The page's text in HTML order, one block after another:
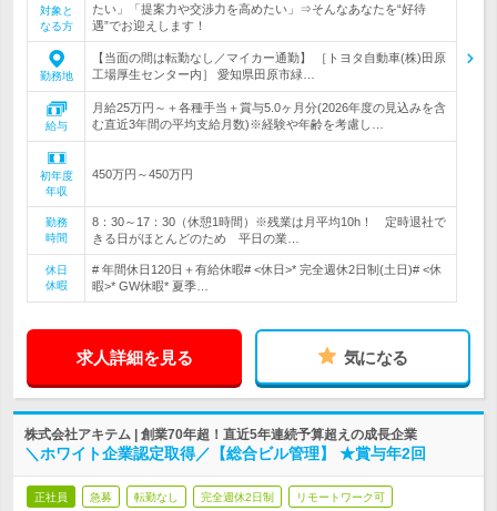
対象と
なる方
たい」「提案力や交渉力を高めたい」⇒そんなあなたを“好待
遇”でお迎えします！
勤務地
【当面の間は転勤なし／マイカー通勤】 ［トヨタ自動車(株)田原
工場厚生センター内］ 愛知県田原市緑…
給与
月給25万円～＋各種手当＋賞与5.0ヶ月分(2026年度の見込みを含
む直近3年間の平均支給月数)※経験や年齢を考慮し…
初年度
年収
450万円～450万円
勤務
時間
8：30～17：30（休憩1時間）※残業は月平均10h！ 定時退社で
きる日がほとんどのため 平日の業…
休日
休暇
# 年間休日120日＋有給休暇# <休日>* 完全週休2日制(土日)# <休
暇>* GW休暇* 夏季…
求人詳細を見る 気になる
株式会社アキテム | 創業70年超！直近5年連続予算超えの成長企業
＼ホワイト企業認定取得／【総合ビル管理】 ★賞与年2回
正社員 急募 転勤なし 完全週休2日制 リモートワーク可